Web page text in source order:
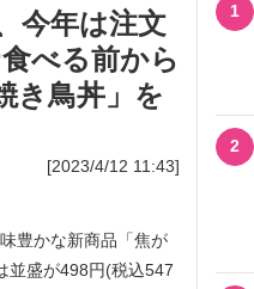
今年は注文
べる前から
き鳥丼」を
[2023/4/12 11:43]
豊かな新商品「焦が
並盛が498円(税込547
1
2